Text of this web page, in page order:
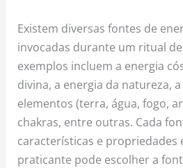
Existem diversas fontes de
invocadas durante um ritual
exemplos incluem a energia
divina, a energia da natureza,
elementos (terra, água, fogo,
chakras, entre outras. Cada
características e propriedades
praticante pode escolher a